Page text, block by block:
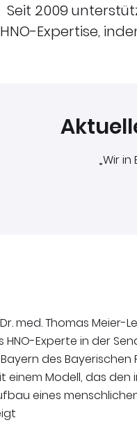
Seit 2009
HNO-Expertise,
„Wir